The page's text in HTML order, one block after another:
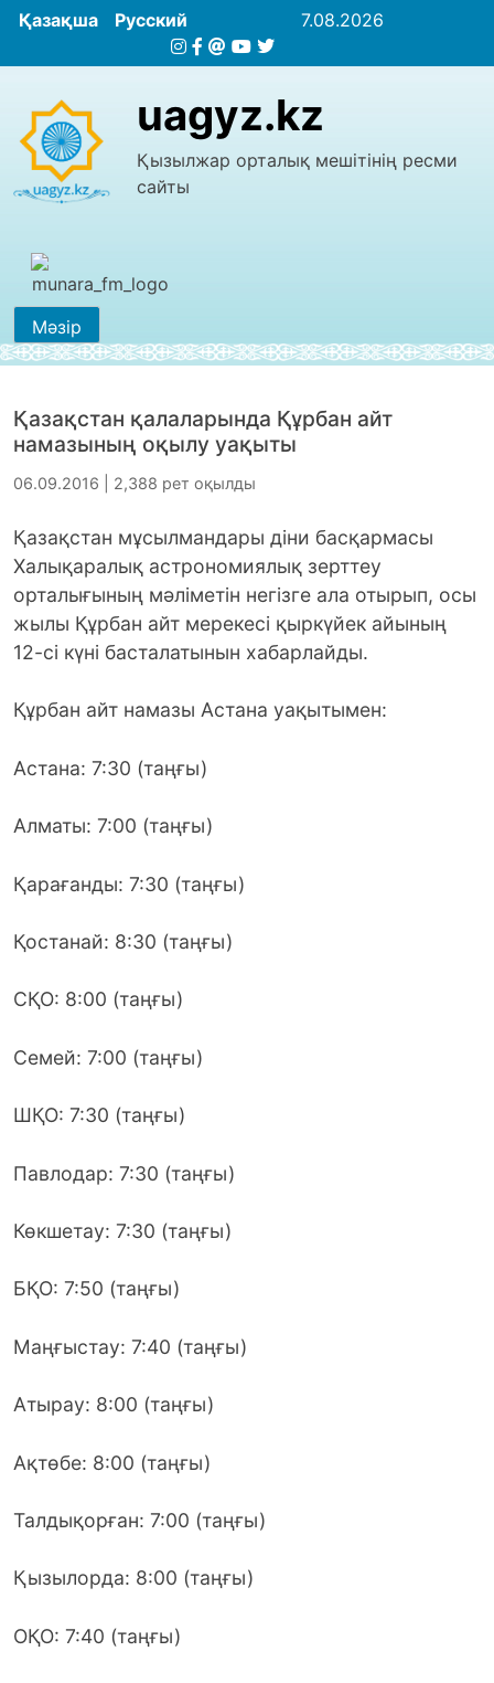
Қазақша Русский 7.08.2026
uagyz.kz
Қызылжар орталық мешітінің ресми
сайты
Мәзір
Қазақстан қалаларында Құрбан айт
намазының оқылу уақыты
06.09.2016 | 2,388 рет оқылды
Қазақстан мұсылмандары діни басқармасы
Халықаралық астрономиялық зерттеу
орталығының мәліметін негізге ала отырып, осы
жылы Құрбан айт мерекесі қыркүйек айының
12-сі күні басталатынын хабарлайды.
Құрбан айт намазы Астана уақытымен:
Астана: 7:30 (таңғы)
Алматы: 7:00 (таңғы)
Қарағанды: 7:30 (таңғы)
Қостанай: 8:30 (таңғы)
СҚО: 8:00 (таңғы)
Семей: 7:00 (таңғы)
ШҚО: 7:30 (таңғы)
Павлодар: 7:30 (таңғы)
Көкшетау: 7:30 (таңғы)
БҚО: 7:50 (таңғы)
Маңғыстау: 7:40 (таңғы)
Атырау: 8:00 (таңғы)
Ақтөбе: 8:00 (таңғы)
Талдықорған: 7:00 (таңғы)
Қызылорда: 8:00 (таңғы)
ОҚО: 7:40 (таңғы)